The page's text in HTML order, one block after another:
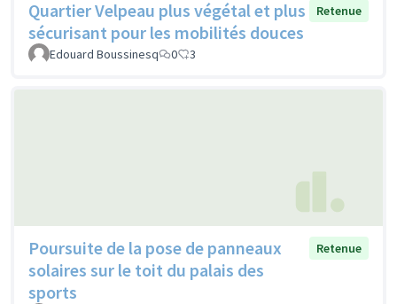
Quartier Velpeau plus végétal et plus
sécurisant pour les mobilités douces
Retenue
Edouard Boussinesq 0 3
Poursuite de la pose de panneaux
solaires sur le toit du palais des
sports
Retenue